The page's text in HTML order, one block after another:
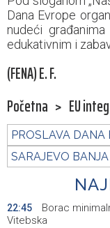
Dana Evrope
nudeći
edukativnim i
(FENA) E. F.
Početna > EU
PROSLAVA DANA
SARAJEVO
22:45
Borac
Vitebska